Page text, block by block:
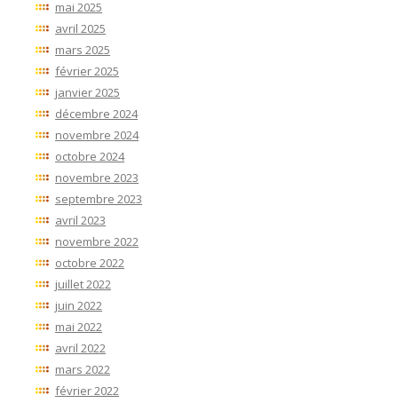
mai 2025
avril 2025
mars 2025
février 2025
janvier 2025
décembre 2024
novembre 2024
octobre 2024
novembre 2023
septembre 2023
avril 2023
novembre 2022
octobre 2022
juillet 2022
juin 2022
mai 2022
avril 2022
mars 2022
février 2022